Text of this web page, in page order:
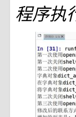
程序执